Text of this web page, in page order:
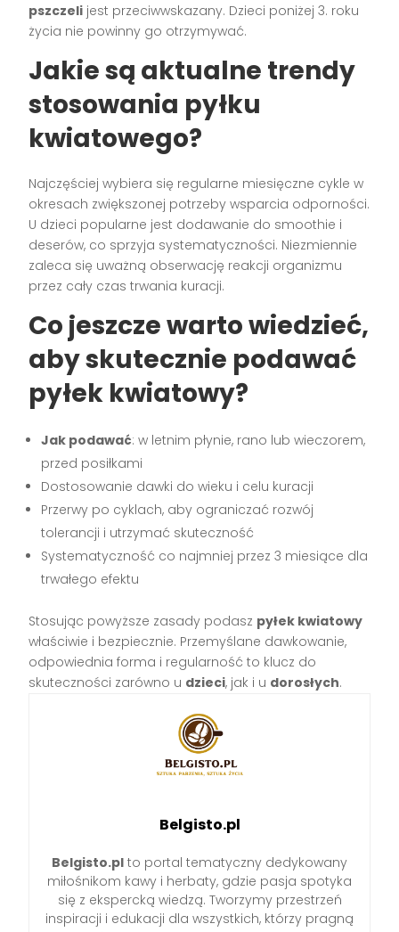
pszczeli jest przeciwwskazany. Dzieci poniżej 3. roku
życia nie powinny go otrzymywać.
Jakie są aktualne trendy
stosowania pyłku
kwiatowego?
Najczęściej wybiera się regularne miesięczne cykle w
okresach zwiększonej potrzeby wsparcia odporności.
U dzieci popularne jest dodawanie do smoothie i
deserów, co sprzyja systematyczności. Niezmiennie
zaleca się uważną obserwację reakcji organizmu
przez cały czas trwania kuracji.
Co jeszcze warto wiedzieć,
aby skutecznie podawać
pyłek kwiatowy?
Jak podawać: w letnim płynie, rano lub wieczorem,
przed posiłkami
Dostosowanie dawki do wieku i celu kuracji
Przerwy po cyklach, aby ograniczać rozwój
tolerancji i utrzymać skuteczność
Systematyczność co najmniej przez 3 miesiące dla
trwałego efektu
Stosując powyższe zasady podasz pyłek kwiatowy
właściwie i bezpiecznie. Przemyślane dawkowanie,
odpowiednia forma i regularność to klucz do
skuteczności zarówno u dzieci, jak i u dorosłych.
Belgisto.pl
Belgisto.pl to portal tematyczny dedykowany
miłośnikom kawy i herbaty, gdzie pasja spotyka
się z ekspercką wiedzą. Tworzymy przestrzeń
inspiracji i edukacji dla wszystkich, którzy pragną